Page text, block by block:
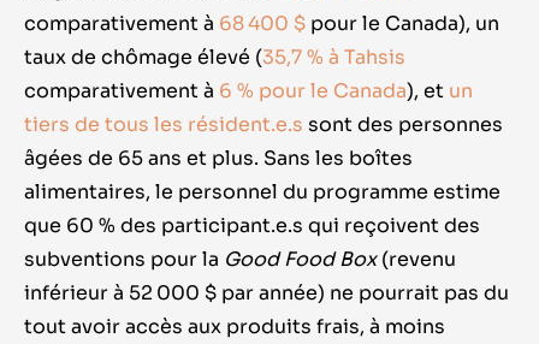
comparativement à 68 400 $ pour le Canada), un
taux de chômage élevé (35,7 % à Tahsis
comparativement à 6 % pour le Canada), et un
tiers de tous les résident.e.s sont des personnes
âgées de 65 ans et plus. Sans les boîtes
alimentaires, le personnel du programme estime
que 60 % des participant.e.s qui reçoivent des
subventions pour la Good Food Box(revenu
inférieur à 52 000 $ par année) ne pourrait pas du
tout avoir accès aux produits frais, à moins